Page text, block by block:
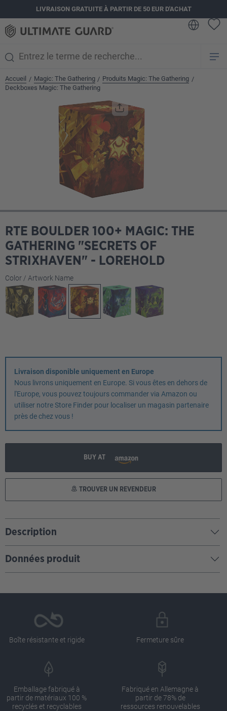
principalLIVRAISON GRATUITE À PARTIR DE 50 EUR D'ACHAT
Accueil / Magic: The Gathering / Produits Magic: The Gathering /
Deckboxes Magic: The Gathering
Ignorer la galerie d'images
RTE BOULDER 100+ MAGIC: THE
GATHERING "SECRETS OF
STRIXHAVEN" - LOREHOLD
Sélectionnez
Color / Artwork Name
Livraison disponible uniquement en Europe
Nous livrons uniquement en Europe. Si vous êtes en dehors de
l'Europe, vous pouvez toujours commander via Amazon ou
utiliser notre Store Finder pour localiser un magasin partenaire
près de chez vous !
BUY AT
TROUVER UN REVENDEUR
Description
Données produit
Boîte résistante et rigide Fermeture sûre
Emballage fabriqué à
partir de matériaux 100 %
recyclés et recyclables
Fabriqué en Allemagne à
partir de 78% de
ressources renouvelables